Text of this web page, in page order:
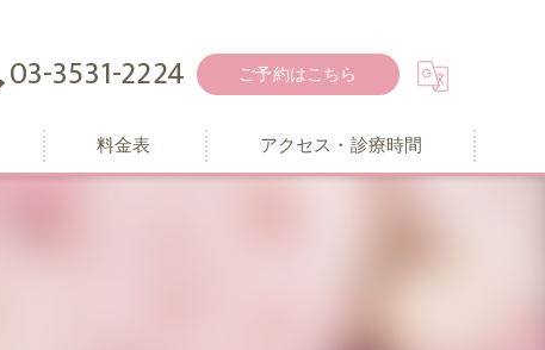
03-3531-2224 ご予約はこちら
料金表 アクセス・診療時間